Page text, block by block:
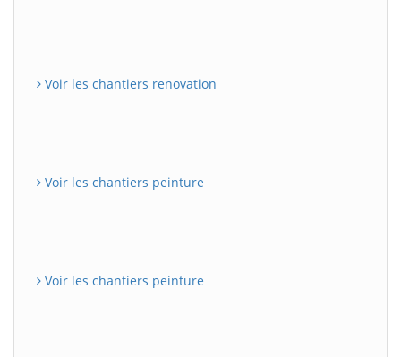
Voir les chantiers renovation
Voir les chantiers peinture
Voir les chantiers peinture